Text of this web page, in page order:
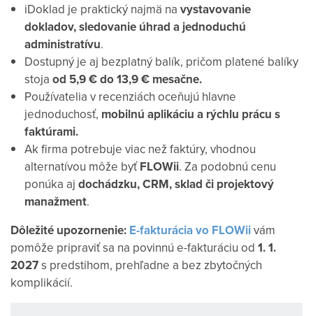
iDoklad je praktický najmä na vystavovanie
dokladov, sledovanie úhrad a jednoduchú
administratívu.
Dostupný je aj bezplatný balík, pričom platené balíky
stoja od 5,9 € do 13,9 € mesačne.
Používatelia v recenziách oceňujú hlavne
jednoduchosť, mobilnú aplikáciu a rýchlu prácu s
faktúrami.
Ak firma potrebuje viac než faktúry, vhodnou
alternatívou môže byťFLOWii. Za podobnú cenu
ponúka aj dochádzku, CRM, sklad či projektový
manažment.
Dôležité upozornenie: E-fakturácia vo FLOWiivám
pomôže pripraviť sa na povinnú e-fakturáciu od 1. 1.
2027s predstihom, prehľadne a bez zbytočných
komplikácií.